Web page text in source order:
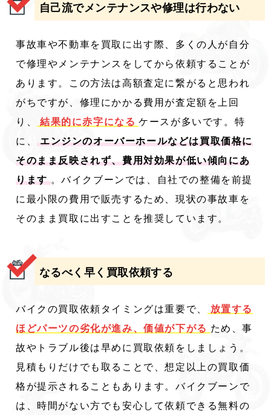
自己流でメンテナンスや修理は行わない
事故車や不動車を買取に出す際、多くの人が自分
で修理やメンテナンスをしてから依頼することが
あります。この方法は高額査定に繋がると思われ
がちですが、修理にかかる費用が査定額を上回
り、
結果的に赤字になる ケースが多いです。特
に、
エンジンのオーバーホールなどは買取価格に
そのまま反映されず、費用対効果が低い傾向にあ
ります 。バイクブーンでは、自社での整備を前提
に最小限の費用で販売するため、現状の事故車を
そのまま買取に出すことを推奨しています。
なるべく早く買取依頼する
バイクの買取依頼タイミングは重要で、
放置する
ほどパーツの劣化が進み、価値が下がる ため、事
故やトラブル後は早めに買取依頼をしましょう。
見積もりだけでも取ることで、想定以上の買取価
格が提示されることもあります。バイクブーンで
は、時間がない方でも安心して依頼できる無料の